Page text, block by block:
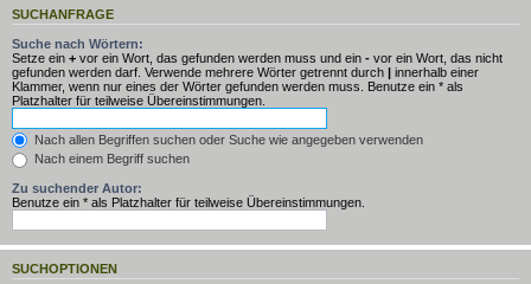
SUCHANFRAGE
Suche nach Wörtern:
Setze ein + vor ein Wort, das gefunden werden muss und ein - vor ein Wort, das nicht
gefunden werden darf. Verwende mehrere Wörter getrennt durch | innerhalb einer
Klammer, wenn nur eines der Wörter gefunden werden muss. Benutze ein * als
Platzhalter für teilweise Übereinstimmungen.
Nach allen Begriffen suchen oder Suche wie angegeben verwenden
Nach einem Begriff suchen
Zu suchender Autor:
Benutze ein * als Platzhalter für teilweise Übereinstimmungen.
SUCHOPTIONEN